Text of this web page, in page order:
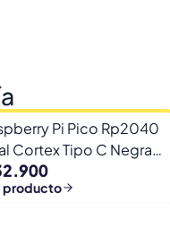
Pi Pico Rp2040
Cortex Tipo C Negra
+ Rgb
producto